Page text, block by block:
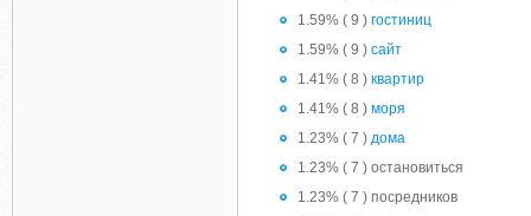
1.59% ( 9 ) гостиниц
1.59% ( 9 ) сайт
1.41% ( 8 ) квартир
1.41% ( 8 ) моря
1.23% ( 7 ) дома
1.23% ( 7 ) остановиться
1.23% ( 7 ) посредников